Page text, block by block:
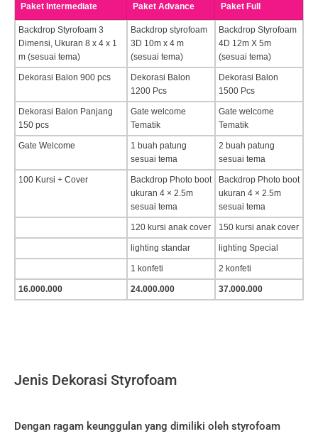
Paket Intermediate Paket Advance Paket Full
Backdrop Styrofoam 3
Dimensi, Ukuran 8 x 4 x 1
m (sesuai tema)
Backdrop styrofoam
3D 10m x 4 m
(sesuai tema)
Backdrop Styrofoam
4D 12m X 5m
(sesuai tema)
Dekorasi Balon 900 pcs
Dekorasi Balon
1200 Pcs
Dekorasi Balon
1500 Pcs
Dekorasi Balon Panjang
150 pcs
Gate welcome
Tematik
Gate welcome
Tematik
Gate Welcome
1 buah patung
sesuai tema
2 buah patung
sesuai tema
100 Kursi + Cover
Backdrop Photo boot
ukuran 4 × 2.5m
sesuai tema
Backdrop Photo boot
ukuran 4 × 2.5m
sesuai tema
120 kursi anak cover 150 kursi anak cover
lighting standar lighting Special
1 konfeti 2 konfeti
16.000.000 24.000.000 37.000.000
Jenis Dekorasi Styrofoam
Dengan ragam keunggulan yang dimiliki oleh styrofoam